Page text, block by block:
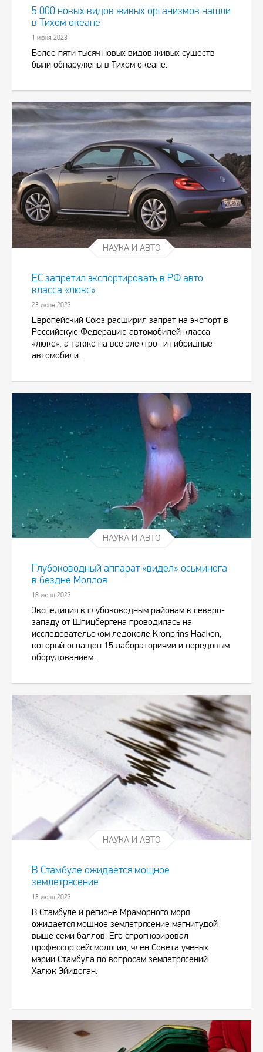
5 000 новых видов живых организмов нашли
в Тихом океане
1 июня 2023
Более пяти тысяч новых видов живых существ
были обнаружены в Тихом океане.
НАУКА И АВТО
ЕС запретил экспортировать в РФ авто
класса «люкс»
23 июня 2023
Европейский Союз расширил запрет на экспорт в
Российскую Федерацию автомобилей класса
«люкс», а также на все электро- и гибридные
автомобили.
НАУКА И АВТО
Глубоководный аппарат «видел» осьминога
в бездне Моллоя
18 июля 2023
Экспедиция к глубоководным районам к северо-
западу от Шпицбергена проводилась на
исследовательском ледоколе Kronprins Haakon,
который оснащен 15 лабораториями и передовым
оборудованием.
НАУКА И АВТО
В Стамбуле ожидается мощное
землетрясение
13 июля 2023
В Стамбуле и регионе Мраморного моря
ожидается мощное землетрясение магнитудой
выше семи баллов. Его спрогнозировал
профессор сейсмологии, член Совета ученых
мэрии Стамбула по вопросам землетрясений
Халюк Эйидоган.